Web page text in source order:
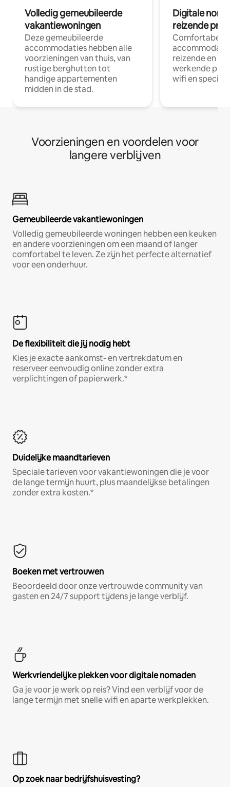
Volledig gemeubileerde
vakantiewoningen
Deze gemeubileerde
accommodaties hebben alle
voorzieningen van thuis, van
rustige berghutten tot
handige appartementen
midden in de stad.
Digitale
reizende
Comfortabele
reizende en
werkende
wifi en
Voorzieningen en voordelen voor
langere verblijven
Gemeubileerde vakantiewoningen
Volledig gemeubileerde woningen hebben een keuken
en andere voorzieningen om een maand of langer
comfortabel te leven. Ze zijn het perfecte alternatief
voor een onderhuur.
De flexibiliteit die jij nodig hebt
Kies je exacte aankomst- en vertrekdatum en
reserveer eenvoudig online zonder extra
verplichtingen of papierwerk.*
Duidelijke maandtarieven
Speciale tarieven voor vakantiewoningen die je voor
de lange termijn huurt, plus maandelijkse betalingen
zonder extra kosten.*
Boeken met vertrouwen
Beoordeeld door onze vertrouwde community van
gasten en 24/7 support tijdens je lange verblijf.
Werkvriendelijke plekken voor digitale nomaden
Ga je voor je werk op reis? Vind een verblijf voor de
lange termijn met snelle wifi en aparte werkplekken.
Op zoek naar bedrijfshuisvesting?